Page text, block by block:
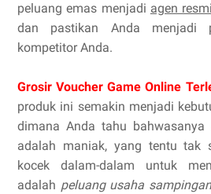
peluang emas menjadi agen
dan pastikan Anda menjadi
kompetitor Anda.
Grosir Voucher Game Online
produk ini semakin menjadi
dimana Anda tahu bahwasanya
adalah maniak, yang tentu tak
kocek dalam-dalam untuk
adalah peluang usaha